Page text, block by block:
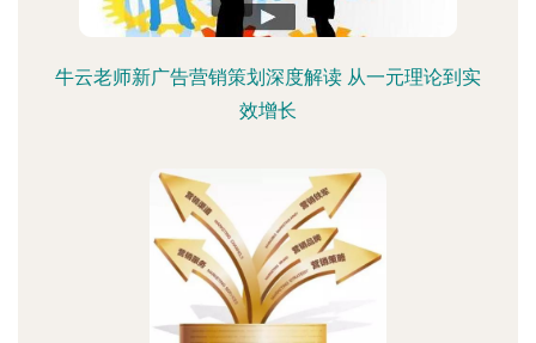
牛云老师新广告营销策划深度解读 从一元理论到实
效增长